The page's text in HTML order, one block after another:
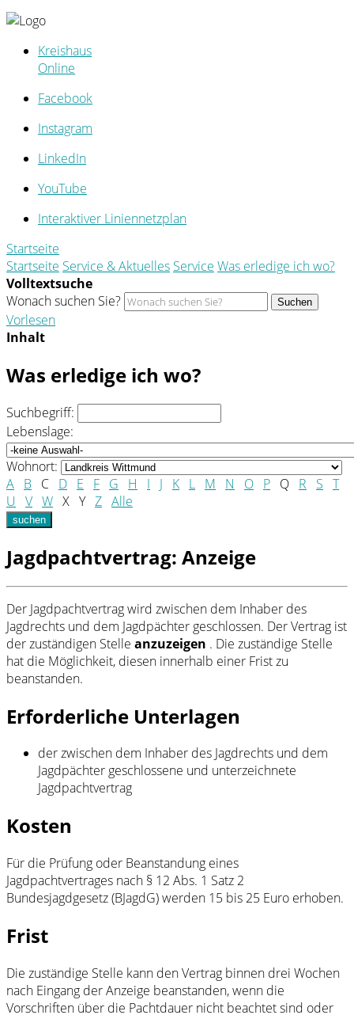
Kreishaus
Online
Facebook
Instagram
LinkedIn
YouTube
Interaktiver Liniennetzplan
Startseite
Startseite Service & Aktuelles Service Was erledige ich wo?
Volltextsuche
Wonach suchen Sie?
Suchen
Vorlesen
Inhalt
Was erledige ich wo?
Suchbegriff:
Lebenslage:
Wohnort:
A B C D E F G H I J K L M N O P Q R S T
U
V W X Y Z Alle
suchen
Jagdpachtvertrag: Anzeige
Der Jagdpachtvertrag wird zwischen dem Inhaber des
Jagdrechts und dem Jagdpächter geschlossen. Der Vertrag ist
der zuständigen Stelle anzuzeigen . Die zuständige Stelle
hat die Möglichkeit, diesen innerhalb einer Frist zu
beanstanden.
Erforderliche Unterlagen
der zwischen dem Inhaber des Jagdrechts und dem
Jagdpächter geschlossene und unterzeichnete
Jagdpachtvertrag
Kosten
Für die Prüfung oder Beanstandung eines
Jagdpachtvertrages nach § 12 Abs. 1 Satz 2
Bundesjagdgesetz (BJagdG) werden 15 bis 25 Euro erhoben.
Frist
Die zuständige Stelle kann den Vertrag binnen drei Wochen
nach Eingang der Anzeige beanstanden, wenn die
Vorschriften über die Pachtdauer nicht beachtet sind oder